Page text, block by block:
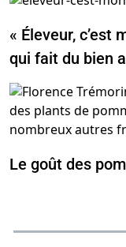
« Éleveur, c’est
qui fait du bien
Le goût des